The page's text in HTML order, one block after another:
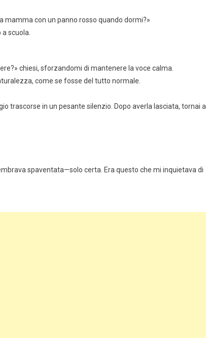
mamma con un panno rosso quando dormi?»
scuola.
chiesi, sforzandomi di mantenere la voce calma.
come se fosse del tutto normale.
trascorse in un pesante silenzio. Dopo averla lasciata, tornai a
spaventata—solo certa. Era questo che mi inquietava di